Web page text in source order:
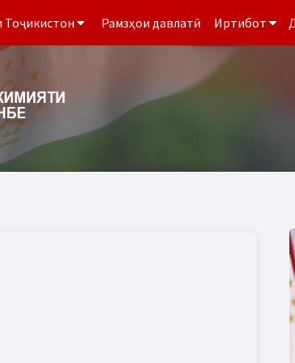
Тоҷикистон Рамзҳои давлатӣ Иртибот